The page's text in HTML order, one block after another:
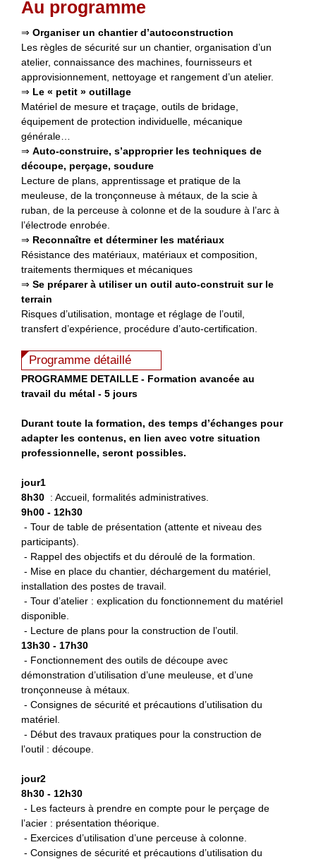
Au programme
⇒ Organiser un chantier d’autoconstruction
Les règles de sécurité sur un chantier, organisation d’un
atelier, connaissance des machines, fournisseurs et
approvisionnement, nettoyage et rangement d’un atelier.
⇒ Le « petit » outillage
Matériel de mesure et traçage, outils de bridage,
équipement de protection individuelle, mécanique
générale…
⇒ Auto-construire, s’approprier les techniques de
découpe, perçage, soudure
Lecture de plans, apprentissage et pratique de la
meuleuse, de la tronçonneuse à métaux, de la scie à
ruban, de la perceuse à colonne et de la soudure à l’arc à
l’électrode enrobée.
⇒ Reconnaître et déterminer les matériaux
Résistance des matériaux, matériaux et composition,
traitements thermiques et mécaniques
⇒ Se préparer à utiliser un outil auto-construit sur le
terrain
Risques d’utilisation, montage et réglage de l’outil,
transfert d’expérience, procédure d’auto-certification.
Programme détaillé
PROGRAMME DETAILLE - Formation avancée au
travail du métal - 5 jours
Durant toute la formation, des temps d’échanges pour
adapter les contenus, en lien avec votre situation
professionnelle, seront possibles.
jour1
8h30 : Accueil, formalités administratives.
9h00 - 12h30
- Tour de table de présentation (attente et niveau des
participants).
- Rappel des objectifs et du déroulé de la formation.
- Mise en place du chantier, déchargement du matériel,
installation des postes de travail.
- Tour d’atelier : explication du fonctionnement du matériel
disponible.
- Lecture de plans pour la construction de l’outil.
13h30 - 17h30
- Fonctionnement des outils de découpe avec
démonstration d’utilisation d’une meuleuse, et d’une
tronçonneuse à métaux.
- Consignes de sécurité et précautions d’utilisation du
matériel.
- Début des travaux pratiques pour la construction de
l’outil : découpe.
jour2
8h30 - 12h30
- Les facteurs à prendre en compte pour le perçage de
l’acier : présentation théorique.
- Exercices d’utilisation d’une perceuse à colonne.
- Consignes de sécurité et précautions d’utilisation du